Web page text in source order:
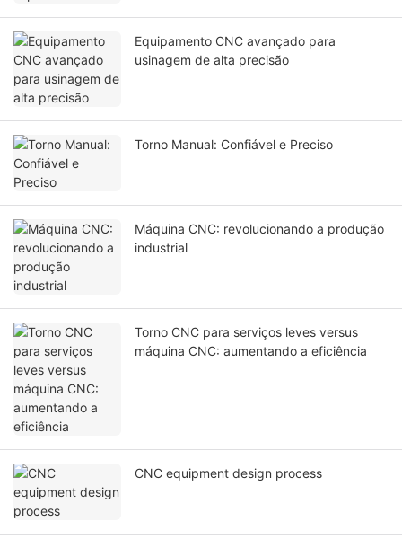
Equipamento CNC avançado para
usinagem de alta precisão
Torno Manual: Confiável e Preciso
Máquina CNC: revolucionando a produção
industrial
Torno CNC para serviços leves versus
máquina CNC: aumentando a eficiência
CNC equipment design process